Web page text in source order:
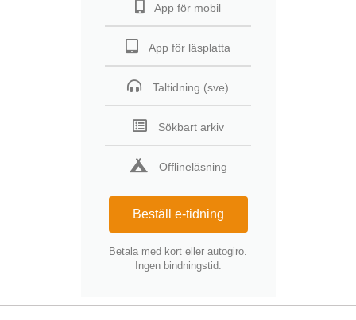
App för mobil
App för läsplatta
Taltidning (sve)
Sökbart arkiv
Offlineläsning
Beställ e-tidning
Betala med kort eller autogiro.
Ingen bindningstid.